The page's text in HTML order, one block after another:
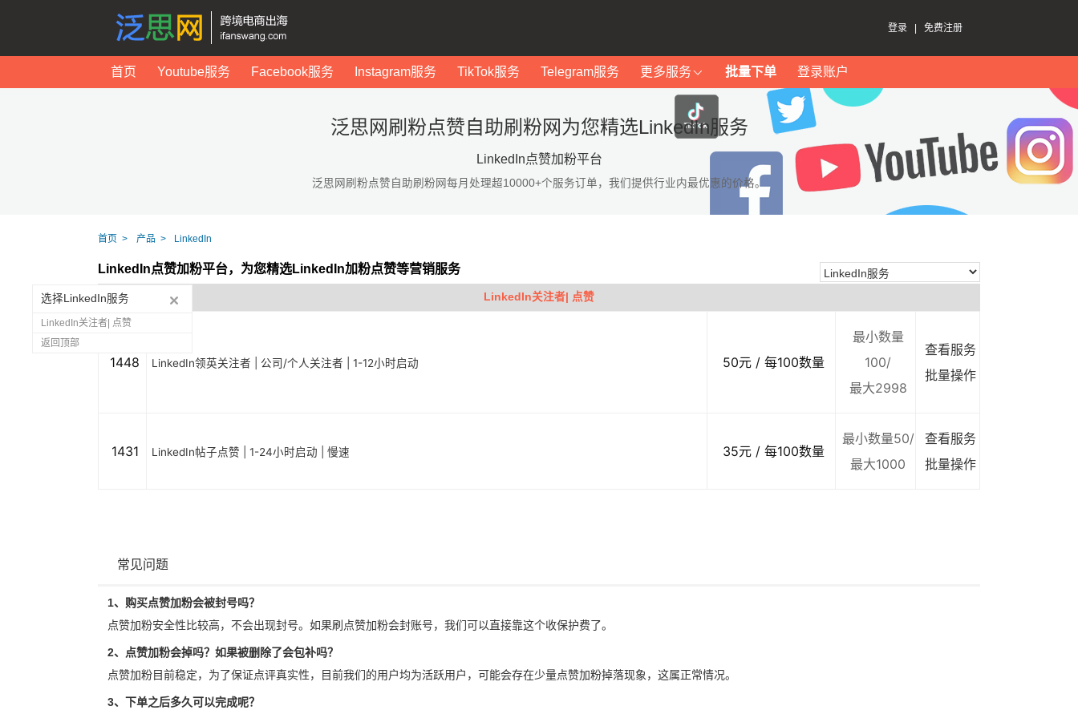
登录 免费注册
首页 Youtube服务 Facebook服务 Instagram服务 TikTok服务 Telegram服务 更多服务 批量下单 登录账户
泛思网刷粉点赞自助刷粉网为您精选LinkedIn服务
LinkedIn点赞加粉平台
泛思网刷粉点赞自助刷粉网每月处理超10000+个服务订单，我们提供行业内最优惠的价格。
首页 产品 LinkedIn
LinkedIn点赞加粉平台，为您精选LinkedIn加粉点赞等营销服务
LinkedIn关注者| 点赞
1448 LinkedIn领英关注者 | 公司/个人关注者 | 1-12小时启动 50元 / 每100数量
最小数量
100/
最大2998
查看服务
批量操作
1431 LinkedIn帖子点赞 | 1-24小时启动 | 慢速 35元 / 每100数量
最小数量50/
最大1000
查看服务
批量操作
常见问题
1、购买点赞加粉会被封号吗？
点赞加粉安全性比较高，不会出现封号。如果刷点赞加粉会封账号，我们可以直接靠这个收保护费了。
2、点赞加粉会掉吗？如果被删除了会包补吗？
点赞加粉目前稳定，为了保证点评真实性，目前我们的用户均为活跃用户，可能会存在少量点赞加粉掉落现象，这属正常情况。
3、下单之后多久可以完成呢？
选择LinkedIn服务
LinkedIn关注者| 点赞
返回顶部